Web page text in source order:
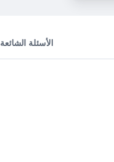
الأسئلة الشائعة